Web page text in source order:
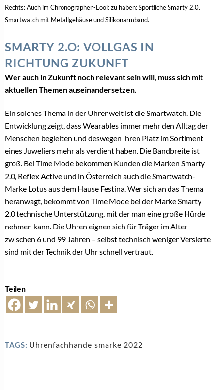
Rechts: Auch im Chronographen-Look zu haben: Sportliche Smarty 2.0.
Smartwatch mit Metallgehäuse und Silikonarmband.
SMARTY 2.O: VOLLGAS IN
RICHTUNG ZUKUNFT
Wer auch in Zukunft noch relevant sein will, muss sich mit
aktuellen Themen auseinandersetzen.
Ein solches Thema in der Uhrenwelt ist die Smartwatch. Die
Entwicklung zeigt, dass Wearables immer mehr den Alltag der
Menschen begleiten und deswegen ihren Platz im Sortiment
eines Juweliers mehr als verdient haben. Die Bandbreite ist
groß. Bei Time Mode bekommen Kunden die Marken Smarty
2.0, Reflex Active und in Österreich auch die Smartwatch-
Marke Lotus aus dem Hause Festina. Wer sich an das Thema
heranwagt, bekommt von Time Mode bei der Marke Smarty
2.0 technische Unterstützung, mit der man eine große Hürde
nehmen kann. Die Uhren eignen sich für Träger im Alter
zwischen 6 und 99 Jahren – selbst technisch weniger Versierte
sind mit der Technik der Uhr schnell vertraut.
Teilen
TAGS: Uhrenfachhandelsmarke 2022